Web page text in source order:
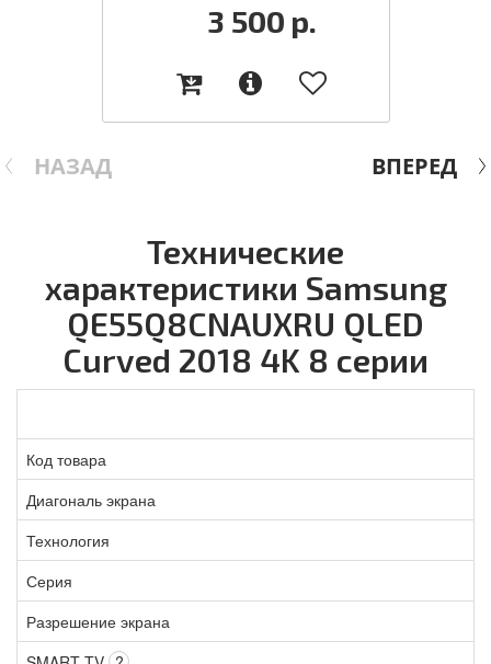
НАЗАД
3 500 р.
ВПЕРЕД
Технические
характеристики Samsung
QE55Q8CNAUXRU QLED
Curved 2018 4K 8 серии
Код товара
Диагональ экрана
Технология
Серия
Разрешение экрана